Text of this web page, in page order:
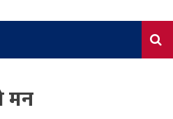
मन